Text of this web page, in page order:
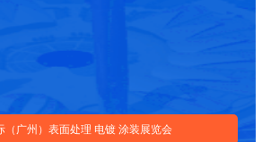
（广州）表面处理 电镀 涂装展览会